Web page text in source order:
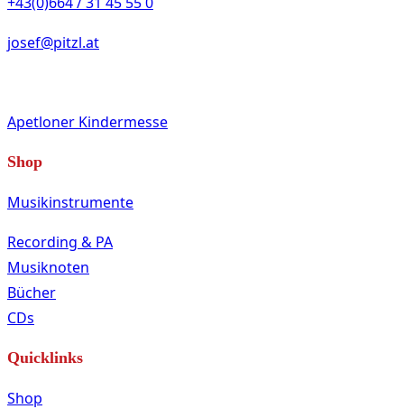
josef@pitzl.at
Apetloner Kindermesse
Shop
Musikinstrumente
Recording & PA
Musiknoten
Bücher
CDs
Quicklinks
Shop